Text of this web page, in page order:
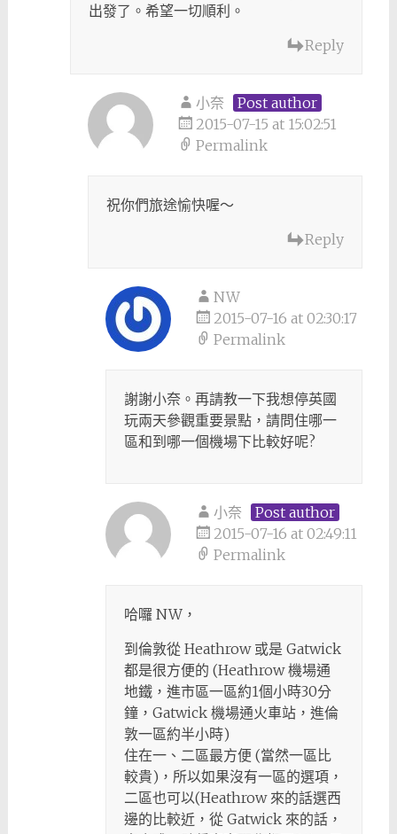
出發了。希望一切順利。
Reply
小奈
Post author
2015-07-15 at 15:02:51
Permalink
祝你們旅途愉快喔～
Reply
NW
2015-07-16 at 02:30:17
Permalink
謝謝小奈。再請教一下我想停英國
玩兩天參觀重要景點，請問住哪一
區和到哪一個機場下比較好呢?
小奈
Post author
2015-07-16 at 02:49:11
Permalink
哈囉 NW，
到倫敦從 Heathrow 或是 Gatwick
都是很方便的 (Heathrow 機場通
地鐵，進市區一區約1個小時30分
鐘，Gatwick 機場通火車站，進倫
敦一區約半小時)
住在一、二區最方便 (當然一區比
較貴)，所以如果沒有一區的選項，
二區也可以(Heathrow 來的話選西
邊的比較近，從 Gatwick 來的話，